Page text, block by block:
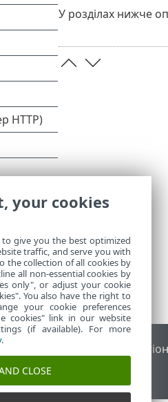
У розділах нижче
ESET
захищено.
your cookies
give you the best optimized
traffic, and serve you with
the collection of all cookies by
all non-essential cookies by
only", or adjust your cookie
You also have the right to
your cookie preferences
cookies" link in our website
(if available). For more
.
CLOSE